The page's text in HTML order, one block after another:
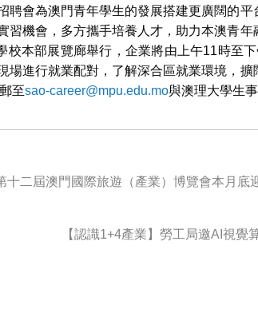
聘會為澳門青年學生的發展搭建更廣闊的平
習機會，多方攜手培養人才，助力本澳青
校本部展覽廊舉行，企業將由上午11時至
進行就業配對，了解深合區就業環境，擴
至sao-career@mpu.edu.mo與澳理大學生事
十二屆澳門國際旅遊（產業）博覽會本月底
【認識1+4產業】勞工局邀AI視覺